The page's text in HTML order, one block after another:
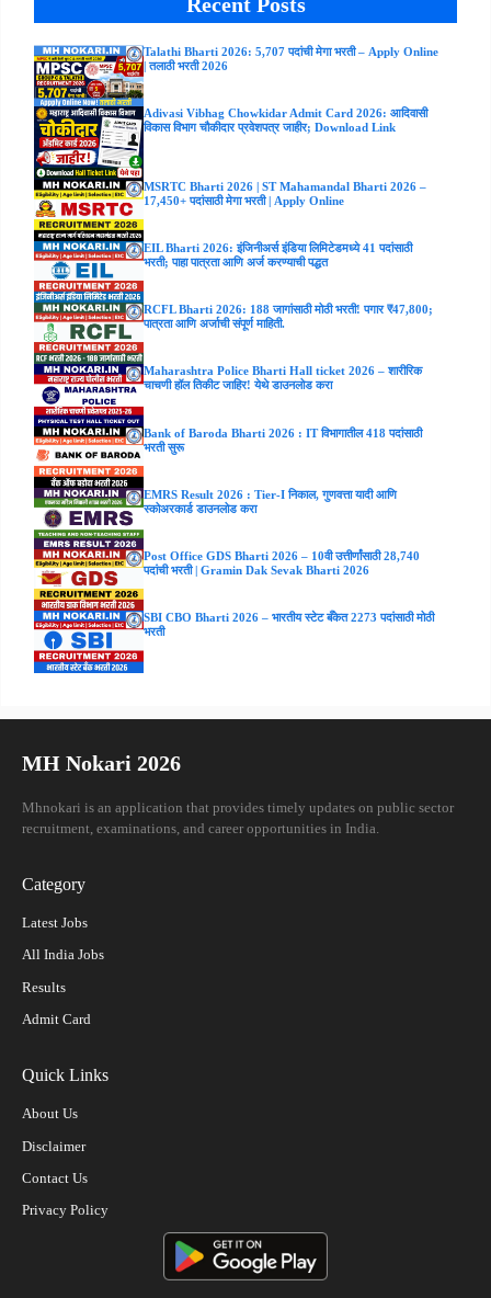
Talathi Bharti 2026: 5,707 पदांची मेगा भरती – Apply Online
| तलाठी भरती 2026
Adivasi Vibhag Chowkidar Admit Card 2026: आदिवासी
विकास विभाग चौकीदार प्रवेशपत्र जाहीर; Download Link
MSRTC Bharti 2026 | ST Mahamandal Bharti 2026 –
17,450+ पदांसाठी मेगा भरती | Apply Online
EIL Bharti 2026: इंजिनीअर्स इंडिया लिमिटेडमध्ये 41 पदांसाठी
भरती; पाहा पात्रता आणि अर्ज करण्याची पद्धत
RCFL Bharti 2026: 188 जागांसाठी मोठी भरती! पगार ₹47,800;
पात्रता आणि अर्जाची संपूर्ण माहिती.
Maharashtra Police Bharti Hall ticket 2026 – शारीरिक
चाचणी हॉल तिकीट जाहिर! येथे डाउनलोड करा
Bank of Baroda Bharti 2026 : IT विभागातील 418 पदांसाठी
भरती सुरू
EMRS Result 2026 : Tier-I निकाल, गुणवत्ता यादी आणि
स्कोअरकार्ड डाउनलोड करा
Post Office GDS Bharti 2026 – 10वी उत्तीर्णांसाठी 28,740
पदांची भरती | Gramin Dak Sevak Bharti 2026
SBI CBO Bharti 2026 – भारतीय स्टेट बँकेत 2273 पदांसाठी मोठी
भरती
MH Nokari 2026
Mhnokari is an application that provides timely updates on public sector
recruitment, examinations, and career opportunities in India.
Category
Latest Jobs
All India Jobs
Results
Admit Card
Quick Links
About Us
Disclaimer
Contact Us
Privacy Policy